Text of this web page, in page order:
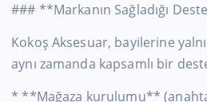
### **Markanın Sağladığı
Kokoş Aksesuar, bayilerine
aynı zamanda kapsamlı bir
* **Mağaza kurulumu**